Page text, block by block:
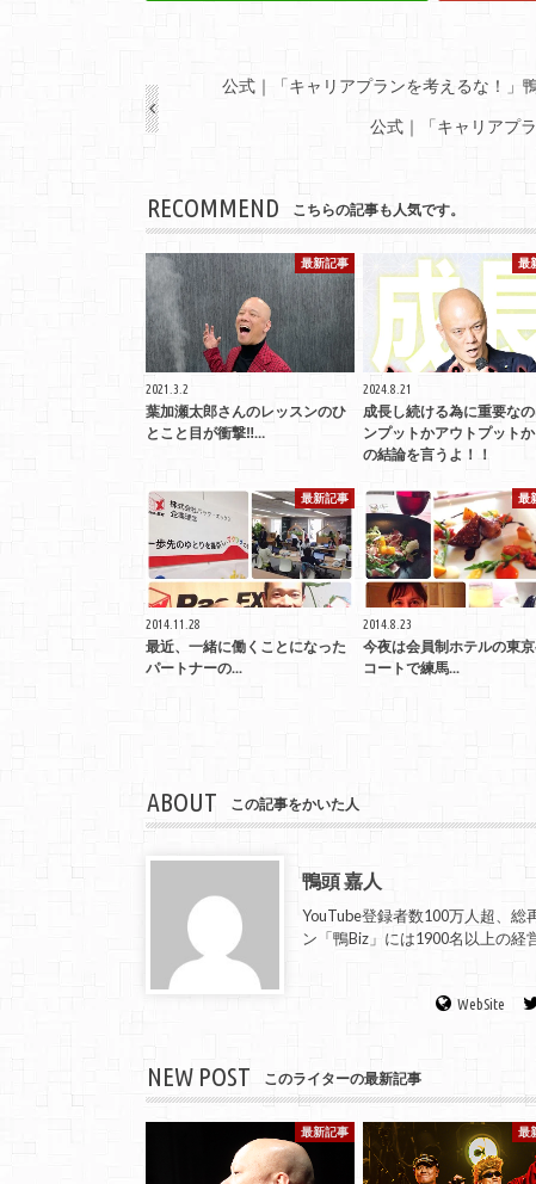
公式｜「キャリアプランを考えるな！
公式｜「キャリアプ
RECOMMEND こちらの記事も人気です。
最新記事
2021.3.2
️葉加瀬太郎さんのレッスンのひ
とこと目が衝撃‼…
最
2024.8.21
成長し続ける為に重要な
ンプットかアウトプット
の結論を言うよ！！
最新記事
2014.11.28
最近、一緒に働くことになった
パートナーの...
最
2014.8.23
今夜は会員制ホテルの東
コートで練馬...
ABOUT この記事をかいた人
鴨頭 嘉人
YouTube登録者数100万人超、総
ン「鴨Biz」には1900名以上の経
WebSite
NEW POST このライターの最新記事
最新記事 最